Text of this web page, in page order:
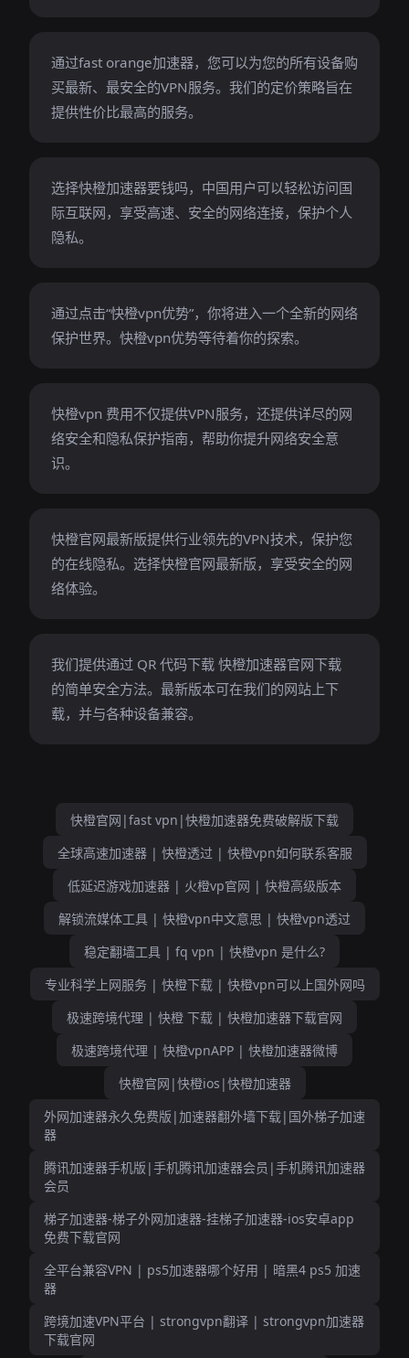
通过fast orange加速器，您可以为您的所有设备购
买最新、最安全的VPN服务。我们的定价策略旨在
提供性价比最高的服务。
选择快橙加速器要钱吗，中国用户可以轻松访问国
际互联网，享受高速、安全的网络连接，保护个人
隐私。
通过点击“快橙vpn优势”，你将进入一个全新的网络
保护世界。快橙vpn优势等待着你的探索。
快橙vpn 费用不仅提供VPN服务，还提供详尽的网
络安全和隐私保护指南，帮助你提升网络安全意
识。
快橙官网最新版提供行业领先的VPN技术，保护您
的在线隐私。选择快橙官网最新版，享受安全的网
络体验。
我们提供通过 QR 代码下载 快橙加速器官网下载
的简单安全方法。最新版本可在我们的网站上下
载，并与各种设备兼容。
快橙官网|fast vpn|快橙加速器免费破解版下载
全球高速加速器 | 快橙透过 | 快橙vpn如何联系客服
低延迟游戏加速器 | 火橙vp官网 | 快橙高级版本
解锁流媒体工具 | 快橙vpn中文意思 | 快橙vpn透过
稳定翻墙工具 | fq vpn | 快橙vpn 是什么?
专业科学上网服务 | 快橙下载 | 快橙vpn可以上国外网吗
极速跨境代理 | 快橙 下载 | 快橙加速器下载官网
极速跨境代理 | 快橙vpnAPP | 快橙加速器微博
快橙官网|快橙ios|快橙加速器
外网加速器永久免费版|加速器翻外墙下载|国外梯子加速
器
腾讯加速器手机版|手机腾讯加速器会员|手机腾讯加速器
会员
梯子加速器-梯子外网加速器-挂梯子加速器-ios安卓app
免费下载官网
全平台兼容VPN | ps5加速器哪个好用 | 暗黑4 ps5 加速
器
跨境加速VPN平台 | strongvpn翻译 | strongvpn加速器
下载官网